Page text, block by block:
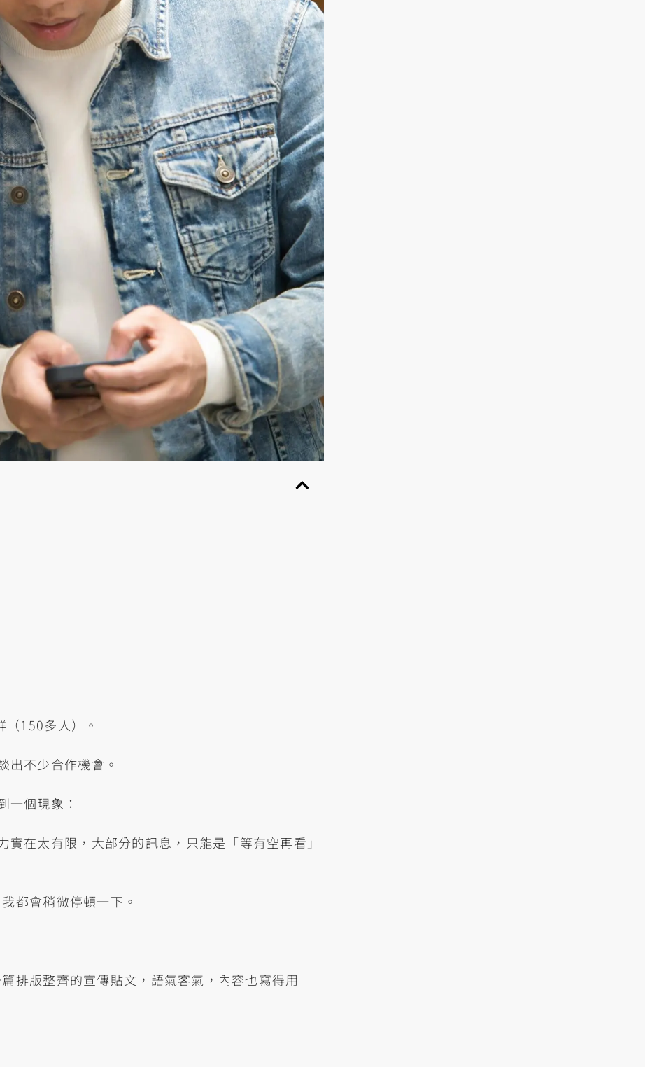
150多人）。
出不少合作機會。
一個現象：
在太有限，大部分的訊息，只能是「等有空再看」
都會稍微停頓一下。
排版整齊的宣傳貼文，語氣客氣，內容也寫得用